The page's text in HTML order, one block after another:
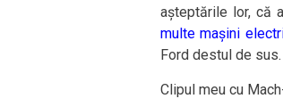
așteptările lor, că
multe mașini
Ford destul de sus.
Clipul meu cu